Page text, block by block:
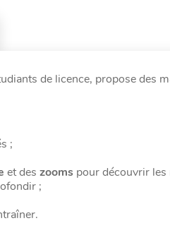
de licence, propose des
;
et des zooms pour découvrir les
;